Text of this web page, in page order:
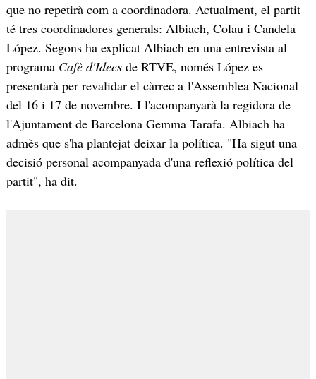
que no repetirà com a coordinadora. Actualment, el partit
té tres coordinadores generals: Albiach, Colau i Candela
López. Segons ha explicat Albiach en una entrevista al
programa Cafè d'Ideesde RTVE, només López es
presentarà per revalidar el càrrec a l'Assemblea Nacional
del 16 i 17 de novembre. I l'acompanyarà la regidora de
l'Ajuntament de Barcelona Gemma Tarafa. Albiach ha
admès que s'ha plantejat deixar la política. "Ha sigut una
decisió personal acompanyada d'una reflexió política del
partit", ha dit.